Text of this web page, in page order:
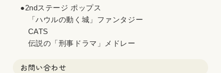
●2ndステージ ポップス
「ハウルの動く城」ファンタジー
CATS
伝説の「刑事ドラマ」メドレー
お問い合わせ